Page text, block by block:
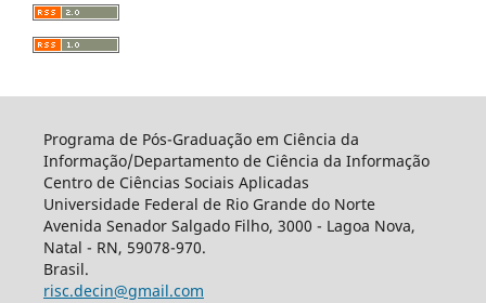
Programa de Pós-Graduação em Ciência da
Informação/Departamento de Ciência da Informação
Centro de Ciências Sociais Aplicadas
Universidade Federal de Rio Grande do Norte
Avenida Senador Salgado Filho, 3000 - Lagoa Nova,
Natal - RN, 59078-970.
Brasil.
risc.decin@gmail.com